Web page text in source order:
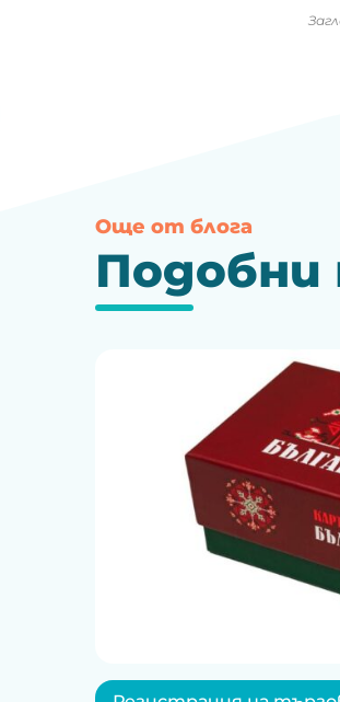
Още от блога
Подобни